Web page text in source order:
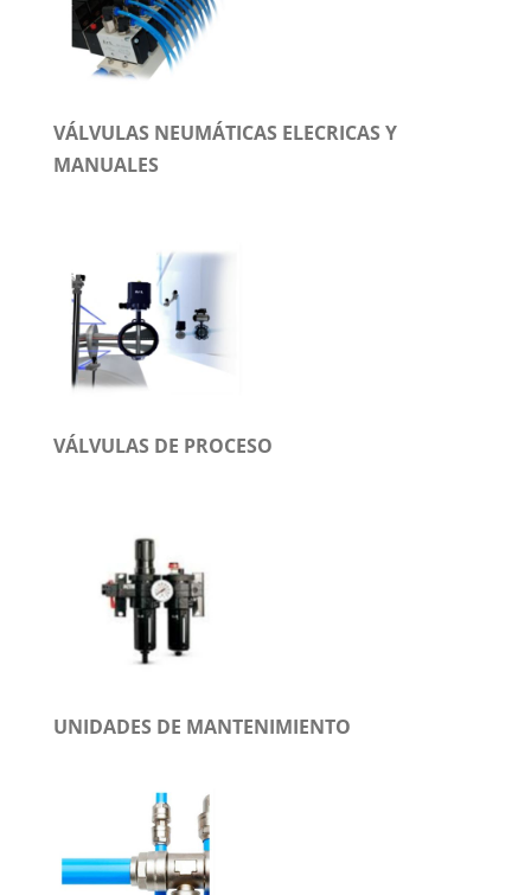
VÁLVULAS NEUMÁTICAS ELECRICAS Y
MANUALES
VÁLVULAS DE PROCESO
UNIDADES DE MANTENIMIENTO